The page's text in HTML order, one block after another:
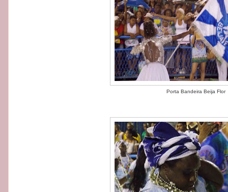
Porta Bandeira Beija Flor